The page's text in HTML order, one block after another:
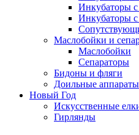
Инкубаторы
Инкубаторы
Маслобойки и
Маслобойки
Сепараторы
Бидоны и фляги
Доильные аппараты
Новый Год
Искусственные
Гирлянды